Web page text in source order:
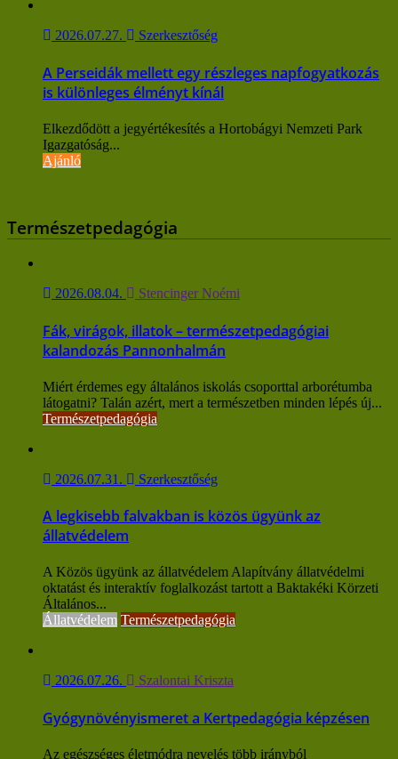
2026.07.27. Szerkesztőség
A Perseidák mellett egy részleges napfogyatkozás
is különleges élményt kínál
Elkezdődött a jegyértékesítés a Hortobágyi Nemzeti Park
Igazgatóság...
Ajánló
Természetpedagógia
2026.08.04. Stencinger Noémi
Fák, virágok, illatok – természetpedagógiai
kalandozás Pannonhalmán
Miért érdemes egy általános iskolás csoporttal arborétumba
látogatni? Talán azért, mert a természetben minden lépés új...
Természetpedagógia
2026.07.31. Szerkesztőség
A legkisebb falvakban is közös ügyünk az
állatvédelem
A Közös ügyünk az állatvédelem Alapítvány állatvédelmi
oktatást és interaktív foglalkozást tartott a Baktakéki Körzeti
Általános...
Állatvédelem Természetpedagógia
2026.07.26. Szalontai Kriszta
Gyógynövényismeret a Kertpedagógia képzésen
Az egészséges életmódra nevelés több irányból